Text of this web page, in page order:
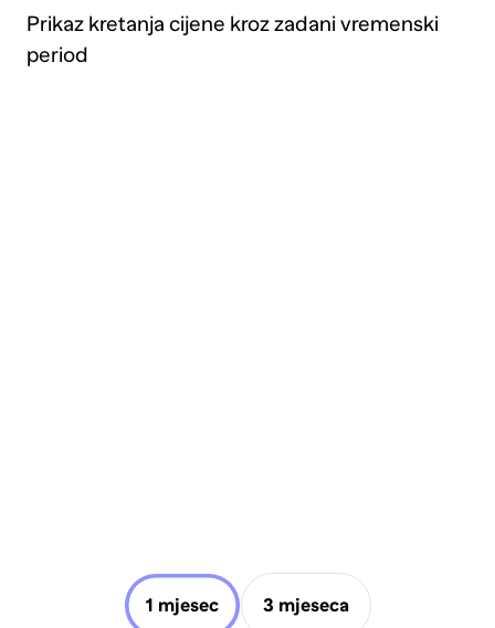
Prikaz kretanja cijene kroz zadani vremenski
period
1 mjesec 3 mjeseca